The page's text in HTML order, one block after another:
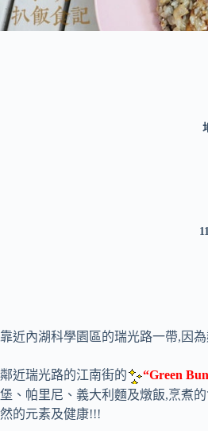
靠近內湖科學園區的瑞光路一帶,因
鄰近瑞光路的江南街的 “Green
堡、帕里尼、義大利麵及燉飯,烹煮
然的元素及健康!!!